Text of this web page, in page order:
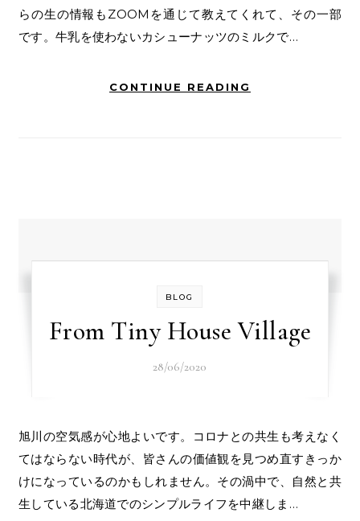
らの生の情報もZOOMを通じて教えてくれて、その一部
です。牛乳を使わないカシューナッツのミルクで…
CONTINUE READING
BLOG
From Tiny House Village
28/06/2020
旭川の空気感が心地よいです。コロナとの共生も考えなく
てはならない時代が、皆さんの価値観を見つめ直すきっか
けになっているのかもしれません。その渦中で、自然と共
生している北海道でのシンプルライフを中継しま…